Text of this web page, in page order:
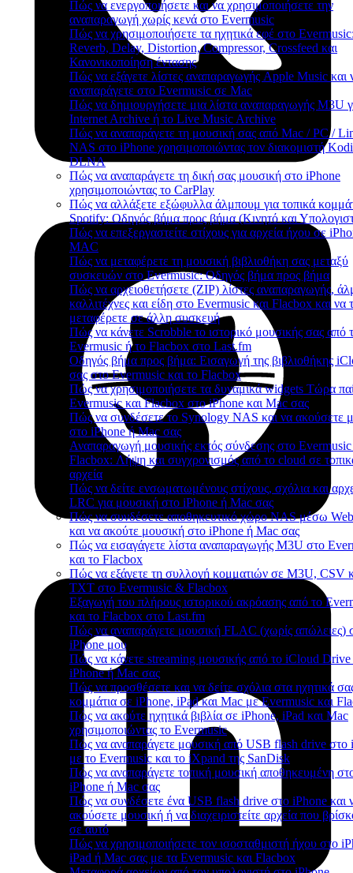
Πώς να ενεργοποιήσετε και να χρησιμοποιήσετε την
αναπαραγωγή χωρίς κενά στο Evermusic
Πώς να χρησιμοποιήσετε τα ηχητικά εφέ στο
Reverb, Delay, Distortion, Compressor, Crossfeed και
Κανονικοποίηση έντασης
Πώς να εξάγετε λίστες αναπαραγωγής Apple Music και
αναπαράγετε στο Evermusic σε Mac
Πώς να δημιουργήσετε μια λίστα αναπαραγωγής M3U
Internet Archive ή το Live Music Archive
Πώς να αναπαράγετε τη μουσική σας από Mac / PC /
NAS στο iPhone χρησιμοποιώντας τον διακομιστή Kodi
DLNA
Πώς να αναπαράγετε τη δική σας μουσική στο iPhone
χρησιμοποιώντας το CarPlay
Πώς να αλλάξετε εξώφυλλα άλμπουμ για τοπικά
Spotify: Οδηγός βήμα προς βήμα (Κινητό και
Πώς να επεξεργαστείτε στίχους για αρχεία ήχου σε
MAC
Πώς να μεταφέρετε τη μουσική βιβλιοθήκη σας μεταξύ
συσκευών στο Evermusic: Οδηγός βήμα προς βήμα
Πώς να αρχειοθετήσετε (ZIP) λίστες αναπαραγωγής,
καλλιτέχνες και είδη στο Evermusic και Flacbox και να
μεταφέρετε σε άλλη συσκευή
Πώς να κάνετε Scrobble το ιστορικό μουσικής σας από
Evermusic ή το Flacbox στο Last.fm
Οδηγός βήμα προς βήμα: Εισαγωγή της βιβλιοθήκης
σας στο Evermusic και το Flacbox
Πώς να χρησιμοποιήσετε τα δυναμικά widgets Τώρα
Evermusic και Flacbox στο iPhone και Mac σας
Πώς να συνδέσετε το Synology NAS και να ακούσετε
στο iPhone ή Mac σας
Αναπαραγωγή μουσικής εκτός σύνδεσης στο
Flacbox: Λήψη και συγχρονισμός από το cloud σε
αρχεία
Πώς να δείτε ενσωματωμένους στίχους, σχόλια και
LRC για μουσική στο iPhone ή Mac σας
Πώς να συνδέσετε αποθηκευτικό χώρο NAS μέσω
και να ακούτε μουσική στο iPhone ή Mac σας
Πώς να εισαγάγετε λίστα αναπαραγωγής M3U στο
και το Flacbox
Πώς να εξάγετε τη συλλογή κομματιών σε M3U, CSV
TXT στο Evermusic & Flacbox
Εξαγωγή του πλήρους ιστορικού ακρόασης από το
και το Flacbox στο Last.fm
Πώς να αναπαράγετε μουσική FLAC (χωρίς απώλειες)
iPhone μου
Πώς να κάνετε streaming μουσικής από το iCloud Drive
iPhone ή Mac σας
Πώς να προσθέσετε και να δείτε σχόλια στα ηχητικά
κομμάτια σε iPhone, iPad και Mac με Evermusic και
Πώς να ακούτε ηχητικά βιβλία σε iPhone, iPad και Mac
χρησιμοποιώντας το Evermusic
Πώς να αναπαράγετε μουσική από USB flash drive στο
με το Evermusic και το iXpand της SanDisk
Πώς να αναπαράγετε τοπική μουσική αποθηκευμένη
iPhone ή Mac σας
Πώς να συνδέσετε ένα USB flash drive στο iPhone και
ακούσετε μουσική ή να διαχειριστείτε αρχεία που
σε αυτό
Πώς να χρησιμοποιήσετε τον ισοσταθμιστή ήχου στο
iPad ή Mac σας με τα Evermusic και Flacbox